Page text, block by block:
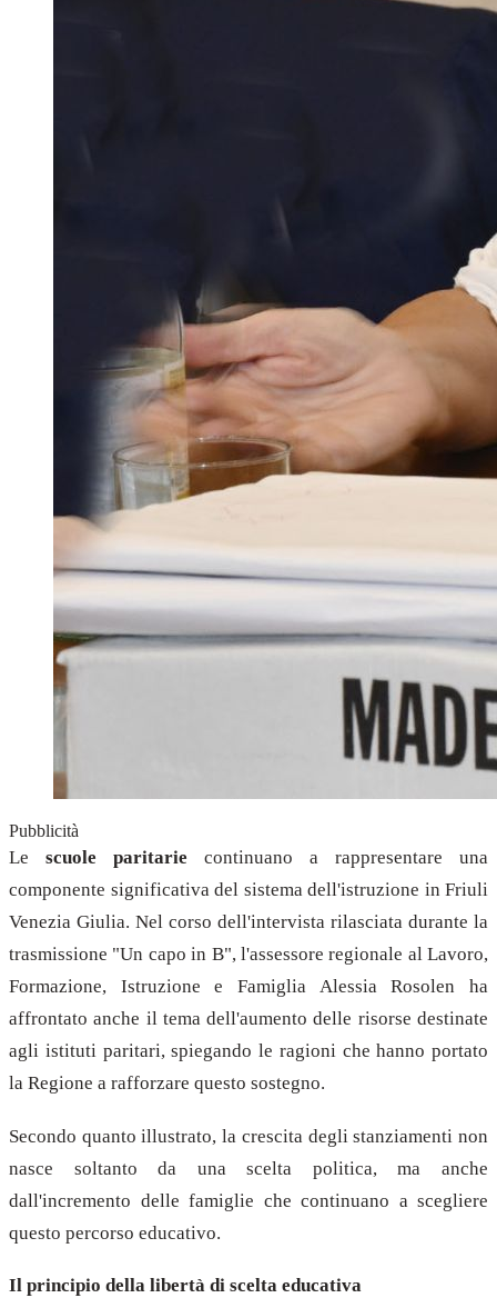
Pubblicità
Le scuole paritarie continuano a rappresentare una
componente significativa del sistema dell'istruzione in Friuli
Venezia Giulia. Nel corso dell'intervista rilasciata durante la
trasmissione "Un capo in B", l'assessore regionale al Lavoro,
Formazione, Istruzione e Famiglia Alessia Rosolen ha
affrontato anche il tema dell'aumento delle risorse destinate
agli istituti paritari, spiegando le ragioni che hanno portato
la Regione a rafforzare questo sostegno.
Secondo quanto illustrato, la crescita degli stanziamenti non
nasce soltanto da una scelta politica, ma anche
dall'incremento delle famiglie che continuano a scegliere
questo percorso educativo.
Il principio della libertà di scelta educativa